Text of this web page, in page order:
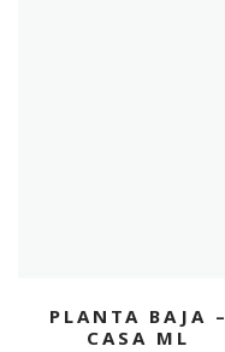
PLANTA BAJA –
CASA ML